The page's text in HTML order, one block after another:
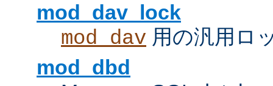
mod_dav_lock
mod_dav 用の汎用ロ
mod_dbd